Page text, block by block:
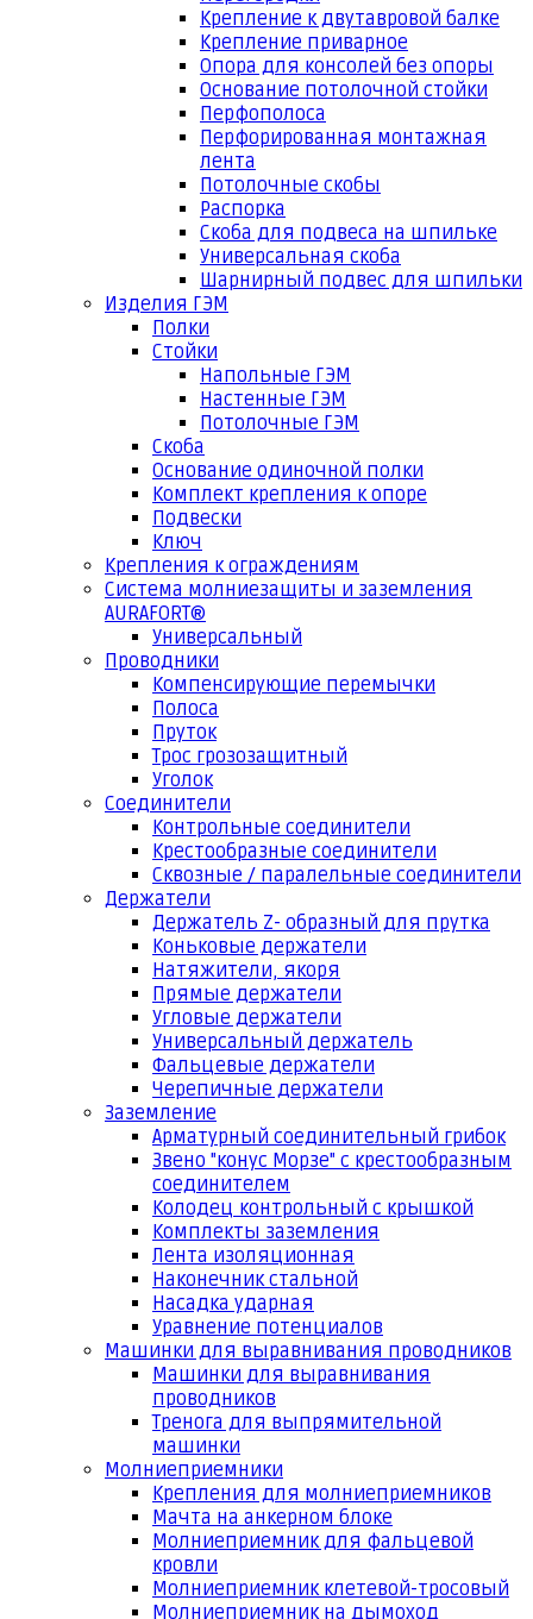
Крепление к двутавровой балке
Крепление приварное
Опора для консолей без опоры
Основание потолочной стойки
Перфополоса
Перфорированная монтажная
лента
Потолочные скобы
Распорка
Скоба для подвеса на шпильке
Универсальная скоба
Шарнирный подвес для шпильки
Изделия ГЭМ
Полки
Стойки
Напольные ГЭМ
Настенные ГЭМ
Потолочные ГЭМ
Скоба
Основание одиночной полки
Комплект крепления к опоре
Подвески
Ключ
Крепления к ограждениям
Система молниезащиты и заземления
AURAFORT®
Универсальный
Проводники
Компенсирующие перемычки
Полоса
Пруток
Трос грозозащитный
Уголок
Соединители
Контрольные соединители
Крестообразные соединители
Сквозные / паралельные соединители
Держатели
Держатель Z- образный для прутка
Коньковые держатели
Натяжители, якоря
Прямые держатели
Угловые держатели
Универсальный держатель
Фальцевые держатели
Черепичные держатели
Заземление
Арматурный соединительный грибок
Звено "конус Морзе" с крестообразным
соединителем
Колодец контрольный с крышкой
Комплекты заземления
Лента изоляционная
Наконечник стальной
Насадка ударная
Уравнение потенциалов
Машинки для выравнивания проводников
Машинки для выравнивания
проводников
Тренога для выпрямительной
машинки
Молниеприемники
Крепления для молниеприемников
Мачта на анкерном блоке
Молниеприемник для фальцевой
кровли
Молниеприемник клетевой-тросовый
Молниеприемник на дымоход